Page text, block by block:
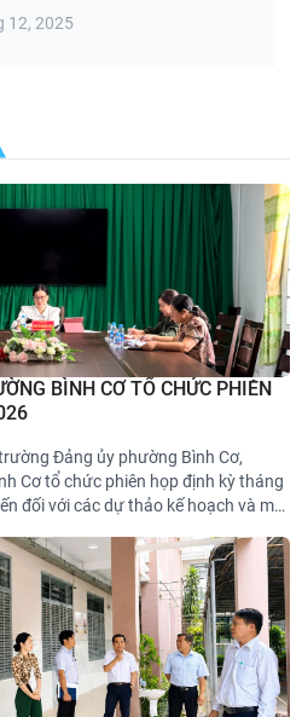
12, 2025
BÌNH CƠ TỔ CHỨC PHIÊN
Đảng ủy phường Bình Cơ,
Cơ tổ chức phiên họp định kỳ tháng
đối với các dự thảo kế hoạch và một